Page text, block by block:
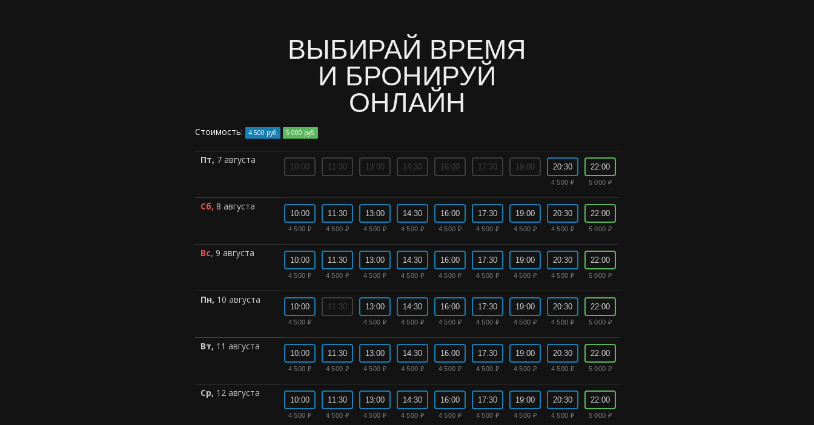
Стоимость: 4 500 руб. 5 000 руб.
Пт, 7 августа
10:00 11:30 13:00 14:30 16:00 17:30 19:00 20:30
4 500 ₽
22:00
5 000 ₽
Сб, 8 августа
10:00
4 500 ₽
11:30
4 500 ₽
13:00
4 500 ₽
14:30
4 500 ₽
16:00
4 500 ₽
17:30
4 500 ₽
19:00
4 500 ₽
20:30
4 500 ₽
22:00
5 000 ₽
Вс, 9 августа
10:00
4 500 ₽
11:30
4 500 ₽
13:00
4 500 ₽
14:30
4 500 ₽
16:00
4 500 ₽
17:30
4 500 ₽
19:00
4 500 ₽
20:30
4 500 ₽
22:00
5 000 ₽
Пн, 10 августа
10:00
4 500 ₽
11:30 13:00
4 500 ₽
14:30
4 500 ₽
16:00
4 500 ₽
17:30
4 500 ₽
19:00
4 500 ₽
20:30
4 500 ₽
22:00
5 000 ₽
Вт, 11 августа
10:00
4 500 ₽
11:30
4 500 ₽
13:00
4 500 ₽
14:30
4 500 ₽
16:00
4 500 ₽
17:30
4 500 ₽
19:00
4 500 ₽
20:30
4 500 ₽
22:00
5 000 ₽
Ср, 12 августа
10:00
4 500 ₽
11:30
4 500 ₽
13:00
4 500 ₽
14:30
4 500 ₽
16:00
4 500 ₽
17:30
4 500 ₽
19:00
4 500 ₽
20:30
4 500 ₽
22:00
5 000 ₽